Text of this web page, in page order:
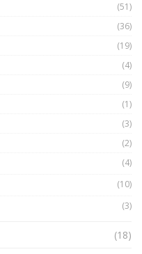
(51)
(36)
(19)
(4)
(9)
(1)
(3)
(2)
(4)
(10)
(3)
(18)